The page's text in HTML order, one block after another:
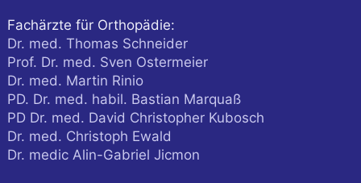
Fachärzte für Orthopädie:
Dr. med. Thomas Schneider
Prof. Dr. med. Sven Ostermeier
Dr. med. Martin Rinio
PD. Dr. med. habil. Bastian Marquaß
PD Dr. med. David Christopher Kubosch
Dr. med. Christoph Ewald
Dr. medic Alin-Gabriel Jicmon